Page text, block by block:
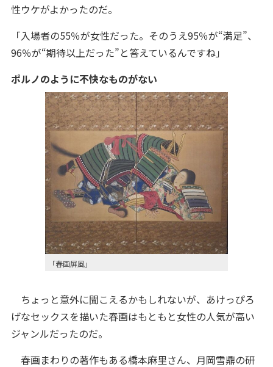
性ウケがよかったのだ。
「入場者の55％が女性だった。そのうえ95％が“満足”、
96％が“期待以上だった”と答えているんですね」
ポルノのように不快なものがない
「春画屏風」
ちょっと意外に聞こえるかもしれないが、あけっぴろ
げなセックスを描いた春画はもともと女性の人気が高い
ジャンルだったのだ。
春画まわりの著作もある橋本麻里さん、月岡雪鼎の研